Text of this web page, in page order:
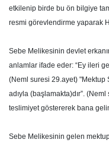
etkilenip birde bu ön bilgiye
resmi görevlendirme yaparak
Sebe Melikesinin devlet
anlamlar ifade eder: “Ey ileri
(Neml suresi 29.ayet) "Mektup
adıyla (başlamakta)dır”.
teslimiyet göstererek bana
Sebe Melikesinin gelen